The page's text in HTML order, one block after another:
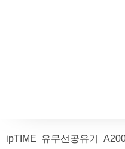
ipTIME 유무선공유기